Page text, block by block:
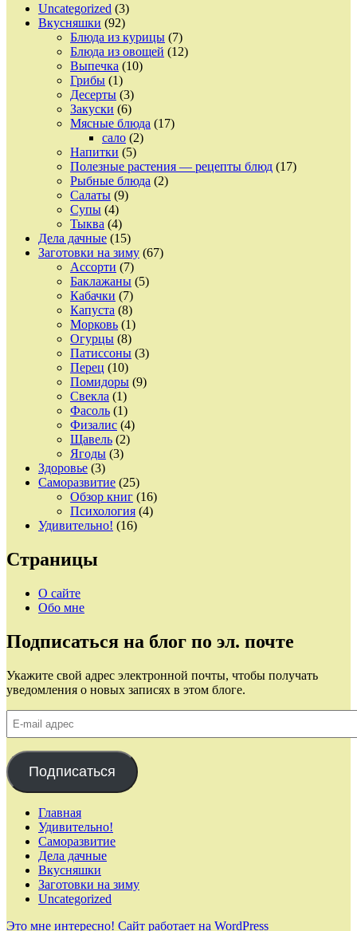
Uncategorized (3)
Вкусняшки (92)
Блюда из курицы (7)
Блюда из овощей (12)
Выпечка (10)
Грибы (1)
Десерты (3)
Закуски (6)
Мясные блюда (17)
сало (2)
Напитки (5)
Полезные растения — рецепты блюд (17)
Рыбные блюда (2)
Салаты (9)
Супы (4)
Тыква (4)
Дела дачные (15)
Заготовки на зиму (67)
Ассорти (7)
Баклажаны (5)
Кабачки (7)
Капуста (8)
Морковь (1)
Огурцы (8)
Патиссоны (3)
Перец (10)
Помидоры (9)
Свекла (1)
Фасоль (1)
Физалис (4)
Щавель (2)
Ягоды (3)
Здоровье (3)
Саморазвитие (25)
Обзор книг (16)
Психология (4)
Удивительно! (16)
Страницы
О сайте
Обо мне
Подписаться на блог по эл. почте
Укажите свой адрес электронной почты, чтобы получать
уведомления о новых записях в этом блоге.
mail
Подписаться
Главная
Удивительно!
Саморазвитие
Дела дачные
Вкусняшки
Заготовки на зиму
Uncategorized
Это мне интересно! Сайт работает на WordPress